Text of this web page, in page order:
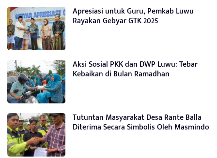
Apresiasi untuk Guru, Pemkab Luwu
Rayakan Gebyar GTK 2025
Aksi Sosial PKK dan DWP Luwu: Tebar
Kebaikan di Bulan Ramadhan
Tutuntan Masyarakat Desa Rante Balla
Diterima Secara Simbolis Oleh Masmindo